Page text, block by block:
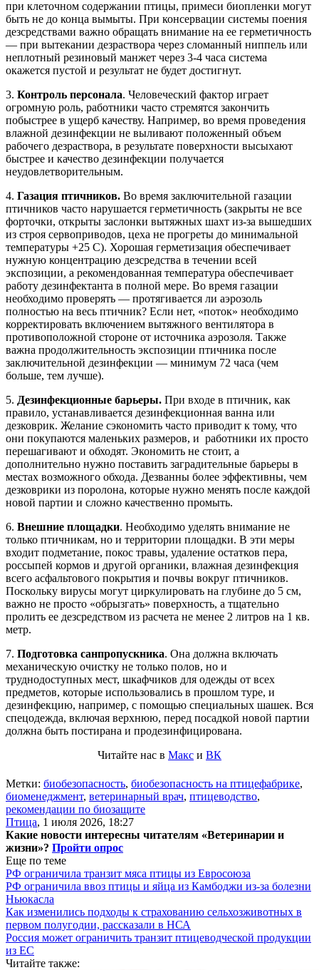
при клеточном содержании птицы, примеси биопленки могут
быть не до конца вымыты. При консервации системы поения
дезсредствами важно обращать внимание на ее герметичность
— при вытекании дезраствора через сломанный ниппель или
неплотный резиновый манжет через 3-4 часа система
окажется пустой и результат не будет достигнут.
3. Контроль персонала. Человеческий фактор играет
огромную роль, работники часто стремятся закончить
побыстрее в ущерб качеству. Например, во время проведения
влажной дезинфекции не выливают положенный объем
рабочего дезраствора, в результате поверхности высыхают
быстрее и качество дезинфекции получается
неудовлетворительным.
4. Газация птичников. Во время заключительной газации
птичников часто нарушается герметичность (закрыты не все
форточки, открыты заслонки вытяжных шахт из-за вышедших
из строя сервоприводов, цеха не прогреты до минимальной
температуры +25 С). Хорошая герметизация обеспечивает
нужную концентрацию дезсредства в течении всей
экспозиции, а рекомендованная температура обеспечивает
работу дезинфектанта в полной мере. Во время газации
необходимо проверять — протягивается ли аэрозоль
полностью на весь птичник? Если нет, «поток» необходимо
корректировать включением вытяжного вентилятора в
противоположной стороне от источника аэрозоля. Также
важна продолжительность экспозиции птичника после
заключительной дезинфекции — минимум 72 часа (чем
больше, тем лучше).
5. Дезинфекционные барьеры. При входе в птичник, как
правило, устанавливается дезинфекционная ванна или
дезковрик. Желание сэкономить часто приводит к тому, что
они покупаются маленьких размеров, и работники их просто
перешагивают и обходят. Экономить не стоит, а
дополнительно нужно поставить заградительные барьеры в
местах возможного обхода. Дезванны более эффективны, чем
дезковрики из поролона, которые нужно менять после каждой
новой партии и сложно качественно промыть.
6. Внешние площадки. Необходимо уделять внимание не
только птичникам, но и территории площадки. В эти меры
входит подметание, покос травы, удаление остатков пера,
россыпей кормов и другой органики, влажная дезинфекция
всего асфальтового покрытия и почвы вокруг птичников.
Поскольку вирусы могут циркулировать на глубине до 5 см,
важно не просто «обрызгать» поверхность, а тщательно
пролить ее дезсредством из расчета не менее 2 литров на 1 кв.
метр.
7. Подготовка санпропускника. Она должна включать
механическую очистку не только полов, но и
труднодоступных мест, шкафчиков для одежды от всех
предметов, которые использовались в прошлом туре, и
дезинфекцию, например, с помощью специальных шашек. Вся
спецодежда, включая верхнюю, перед посадкой новой партии
должна быть постирана и продезинфицирована.
Читайте нас в Макс и ВК
Метки: биобезопасность, биобезопасность на птицефабрике,
биоменеджмент, ветеринарный врач, птицеводство,
рекомендации по биозащите
Птица, 1 июля 2026, 18:27
Какие новости интересны читателям «Ветеринарии и
жизни»? Пройти опрос
Еще по теме
РФ ограничила транзит мяса птицы из Евросоюза
РФ ограничила ввоз птицы и яйца из Камбоджи из-за болезни
Ньюкасла
Как изменились подходы к страхованию сельхозживотных в
первом полугодии, рассказали в НСА
Россия может ограничить транзит птицеводческой продукции
из ЕС
Читайте также: